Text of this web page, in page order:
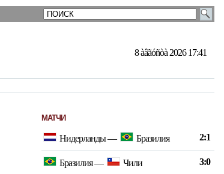
8 àâãóñòà 2026 17:41
МАТЧИ
Нидерланды— Бразилия 2:1
Бразилия— Чили 3:0